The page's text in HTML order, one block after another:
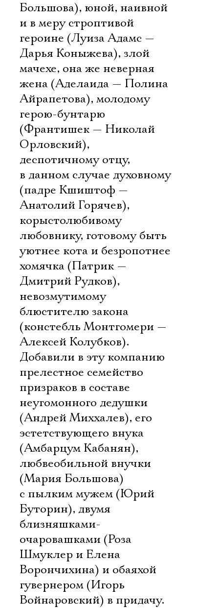
Большова), юной, наивной
и в меру строптивой
героине (Луиза Адамс —
Дарья Коныжева), злой
мачехе, она же неверная
жена (Аделаида — Полина
Айрапетова), молодому
герою-бунтарю
(Франтишек — Николай
Орловский),
деспотичному отцу,
в данном случае духовному
(падре Кшиштоф —
Анатолий Горячев),
корыстолюбивому
любовнику, готовому быть
уютнее кота и безропотнее
хомячка (Патрик —
Дмитрий Рудков),
невозмутимому
блюстителю закона
(констебль Монтгомери —
Алексей Колубков).
Добавили в эту компанию
прелестное семейство
призраков в составе
неугомонного дедушки
(Андрей Миххалев), его
эстетствующего внука
(Амбарцум Кабанян),
любвеобильной внучки
(Мария Большова)
с пылким мужем (Юрий
Буторин), двумя
близняшками-
очаровашками (Роза
Шмуклер и Елена
Ворончихина) и обаяхой
гувернером (Игорь
Войнаровский) в придачу.